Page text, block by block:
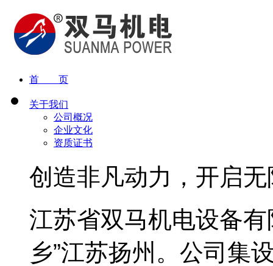
首 页
关于我们
公司概况
企业文化
资质证书
创造非凡动力，开启
江苏省双马机电设备
乡”江苏扬州。公司集